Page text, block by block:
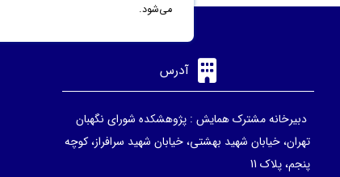
می‌شود.
آدرس
دبیرخانه مشترک همایش : پژوهشکده شورای نگهبان
تهران، خیابان شهید بهشتی، خیابان شهید سرافراز، کوچه
پنجم، پلاک 11